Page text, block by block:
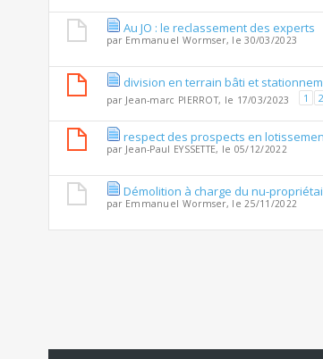
Au JO : le reclassement des experts
par Emmanuel Wormser, le 30/03/2023
division en terrain bâti et
par Jean-marc PIERROT, le 17/03/2023 1 2
respect des prospects en
par Jean-Paul EYSSETTE, le 05/12/2022
Démolition à charge du nu-
par Emmanuel Wormser, le 25/11/2022